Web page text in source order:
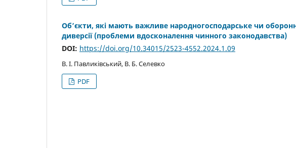
Об’єкти, які мають важливе народногосподарське чи
диверсії (проблеми вдосконалення чинного законодавства)
DOI: https://doi.org/10.34015/2523-4552.2024.1.09
В. І. Павликівський, В. Б. Селевко
PDF